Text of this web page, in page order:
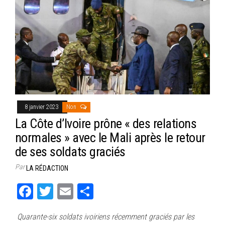
8 janvier 2023 Non
La Côte d’Ivoire prône « des relations
normales » avec le Mali après le retour
de ses soldats graciés
ParLA RÉDACTION
Fa
T
E
Quarante-six soldats ivoiriens récemment graciés par les